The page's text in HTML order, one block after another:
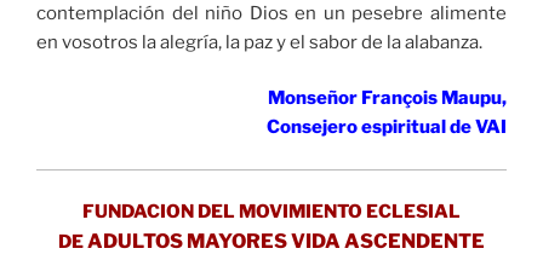
contemplación del niño Dios en un pesebre alimente
en vosotros la alegría, la paz y el sabor de la alabanza.
Monseñor François Maupu,
Consejero espiritual de VAI
FUNDACION DEL MOVIMIENTO ECLESIAL
DEADULTOS MAYORES VIDA ASCENDENTE